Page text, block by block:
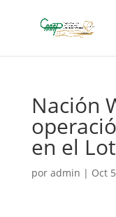
Nación
en el
por admin | Oct